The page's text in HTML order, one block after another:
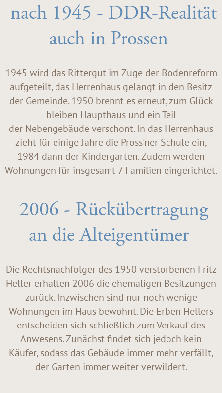
nach 1945 - DDR-Realität
auch in Prossen
1945 wird das Rittergut im Zuge der Bodenreform
aufgeteilt, das Herrenhaus gelangt in den Besitz
der Gemeinde. 1950 brennt es erneut, zum Glück
bleiben Haupthaus und ein Teil
der Nebengebäude verschont. In das Herrenhaus
zieht für einige Jahre die Pross'ner Schule ein,
1984 dann der Kindergarten. Zudem werden
Wohnungen für insgesamt 7 Familien eingerichtet.
2006 - Rückübertragung
an die Alteigentümer
Die Rechtsnachfolger des 1950 verstorbenen Fritz
Heller erhalten 2006 die ehemaligen Besitzungen
zurück. Inzwischen sind nur noch wenige
Wohnungen im Haus bewohnt. Die Erben Hellers
entscheiden sich schließlich zum Verkauf des
Anwesens. Zunächst findet sich jedoch kein
Käufer, sodass das Gebäude immer mehr verfällt,
der Garten immer weiter verwildert.